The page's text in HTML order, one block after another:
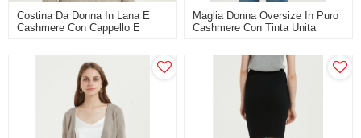
Costina Da Donna In Lana E
Cashmere Con Cappello E
Maglia Donna Oversize In Puro
Cashmere Con Tinta Unita